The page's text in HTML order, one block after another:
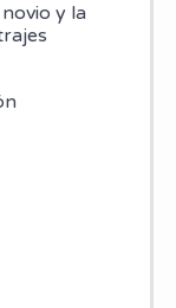
y la